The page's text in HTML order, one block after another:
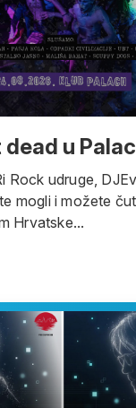
dead u
Rock udruge,
mogli i možete
Hrvatske...